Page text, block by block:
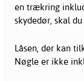
en trækring
skydedør, skal
Låsen, der kan
Nøgle er ikke